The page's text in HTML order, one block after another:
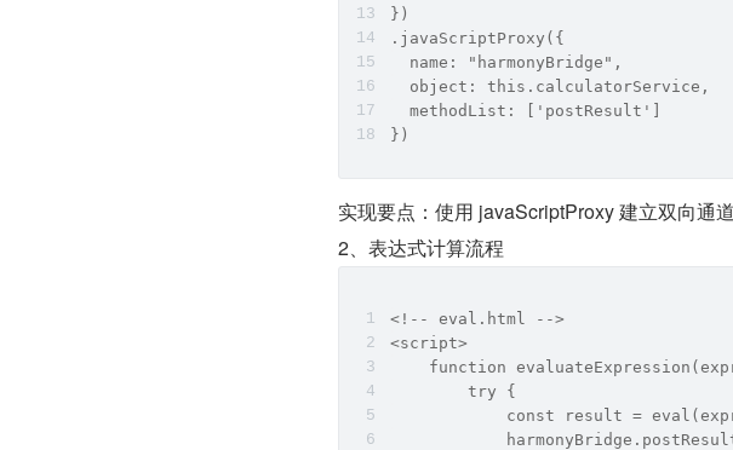
})
.javaScriptProxy({
  name: "harmonyBridge",
  object: this.calculatorService,
  methodList: ['postResult']
})
实现要点：使用 javaScriptProxy 建立双向通
2、表达式计算流程
<!-- eval.html -->
<script>
function
        try {
const result =